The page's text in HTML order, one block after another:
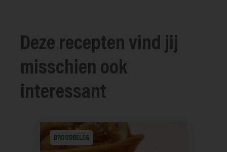
Deze recepten vind jij
misschien ook
interessant
BROODBELEG